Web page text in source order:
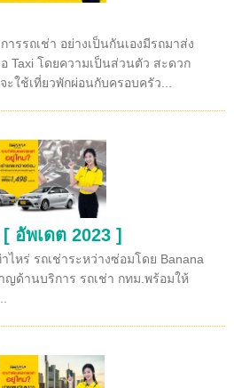
ารรถเช่า อย่างเป็นกันเองมีรถมาส่ง
Taxi โดยความเป็นส่วนตัว สะดวก
ใช้เที่ยวพักผ่อนกับครอบครัว...
อัพเดต 2023 ]
ไหร่ รถเช่าระหว่างซ่อมโดย Banana
ญด้านบริการ รถเช่า กทม.พร้อมให้